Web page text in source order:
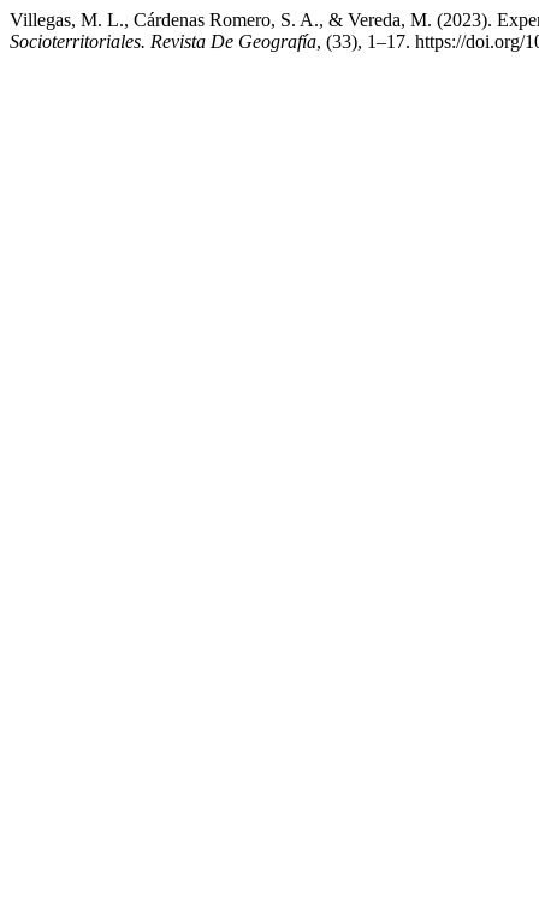
Villegas, M. L., Cárdenas Romero, S. A., & Vereda, M. (2023).
Socioterritoriales. Revista De Geografía, (33), 1–17. https://doi.org/